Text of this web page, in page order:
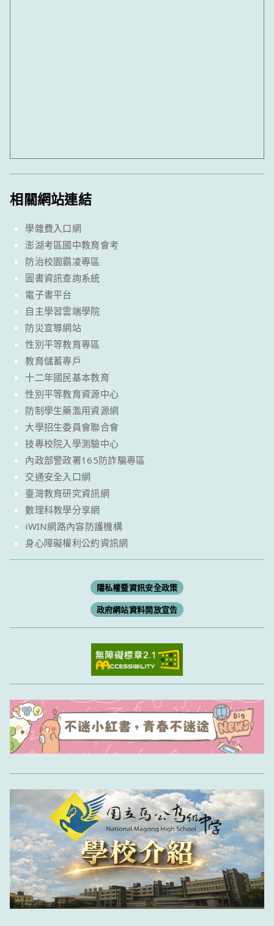
相關網站連結
學雜費入口網
澎湖考區國中教育會考
防治校園霸凌專區
圖書資訊查詢系統
電子書平台
自主學習雲端學院
防災宣導網站
性別平等教育專區
教育儲蓄專戶
十二年國民基本教育
性別平等教育資源中心
防制學生藥濫用資源網
大學招生委員會聯合會
技專校院入學測驗中心
內政部警政署165防詐騙專區
交通安全入口網
臺灣教育研究資訊網
數理科教學分享網
iWIN網路內容防護機構
身心障礙權利公約資訊網
隱私權暨資訊安全政策
政府網站資料開放宣告